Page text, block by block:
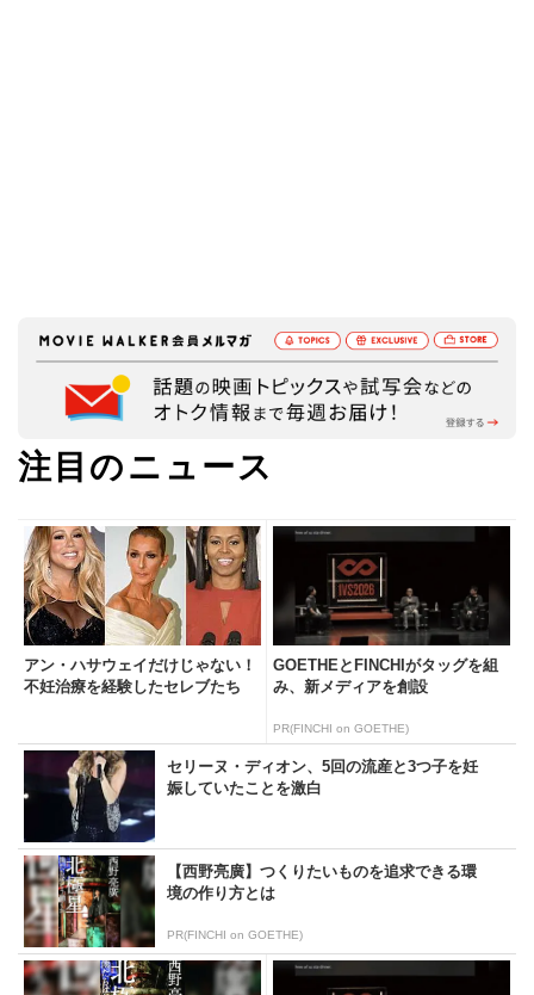
注目のニュース
アン・ハサウェイだけじゃない！
不妊治療を経験したセレブたち
GOETHEとFINCHIがタッグを組
み、新メディアを創設
PR(FINCHI on GOETHE)
セリーヌ・ディオン、5回の流産と3つ子を妊
娠していたことを激白
【西野亮廣】つくりたいものを追求できる環
境の作り方とは
PR(FINCHI on GOETHE)